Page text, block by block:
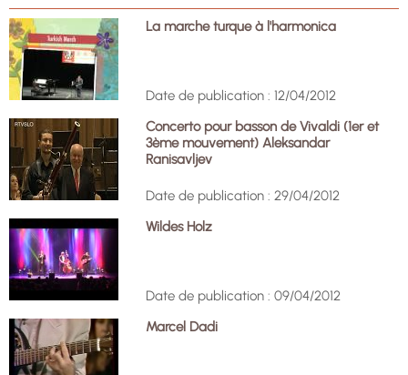
La marche turque à l'harmonica
Date de publication : 12/04/2012
Concerto pour basson de Vivaldi (1er et
3ème mouvement) Aleksandar
Ranisavljev
Date de publication : 29/04/2012
Wildes Holz
Date de publication : 09/04/2012
Marcel Dadi